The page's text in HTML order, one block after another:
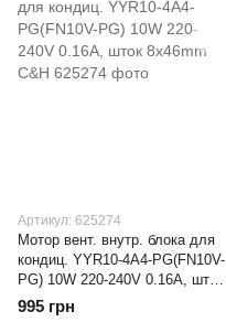
Артикул: 625274
Мотор вент. внутр. блока для
кондиц. YYR10-4A4-PG(FN10V-
PG) 10W 220-240V 0.16A, шток
8x46mm C&H
995 грн